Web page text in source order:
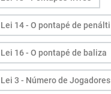
Lei 14 - O pontapé de penálti
Lei 16 - O pontapé de baliza
Lei 3 - Número de Jogadores